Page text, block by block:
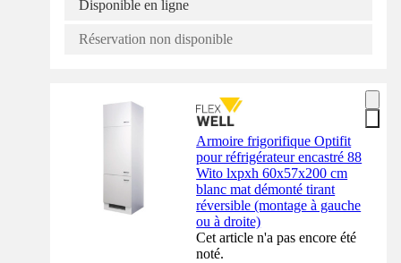
Disponible en ligne
Réservation non disponible
Armoire frigorifique Optifit
pour réfrigérateur encastré 88
Wito lxpxh 60x57x200 cm
blanc mat démonté tirant
réversible (montage à gauche
ou à droite)
Cet article n'a pas encore été
noté.